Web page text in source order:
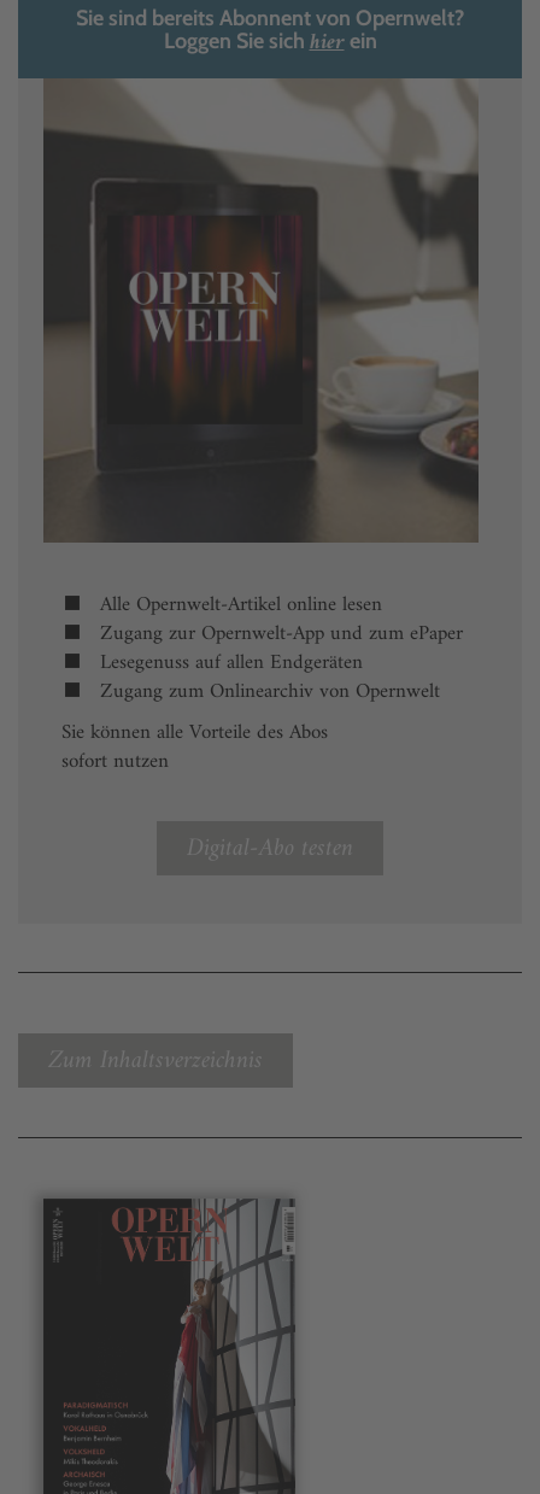
Sie sind bereits Abonnent von Opernwelt?
Loggen Sie sich hierein
Alle Opernwelt-Artikel online lesen
Zugang zur Opernwelt-App und zum ePaper
Lesegenuss auf allen Endgeräten
Zugang zum Onlinearchiv von Opernwelt
Sie können alle Vorteile des Abos
sofort nutzen
Digital-Abo testen
Zum Inhaltsverzeichnis